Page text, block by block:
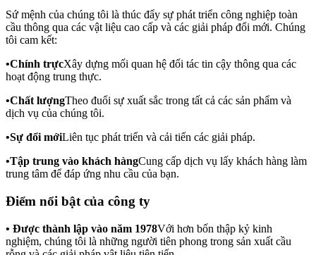
Sứ mệnh của chúng tôi là thúc đẩy sự phát triển công nghiệp toàn
cầu thông qua các vật liệu cao cấp và các giải pháp đổi mới. Chúng
tôi cam kết:
•Chính trựcXây dựng mối quan hệ đối tác tin cậy thông qua các
hoạt động trung thực.
•Chất lượngTheo đuổi sự xuất sắc trong tất cả các sản phẩm và
dịch vụ của chúng tôi.
•Sự đổi mớiLiên tục phát triển và cải tiến các giải pháp.
•Tập trung vào khách hàngCung cấp dịch vụ lấy khách hàng làm
trung tâm để đáp ứng nhu cầu của bạn.
Điểm nổi bật của công ty
• Được thành lập vào năm 1978Với hơn bốn thập kỷ kinh
nghiệm, chúng tôi là những người tiên phong trong sản xuất cầu